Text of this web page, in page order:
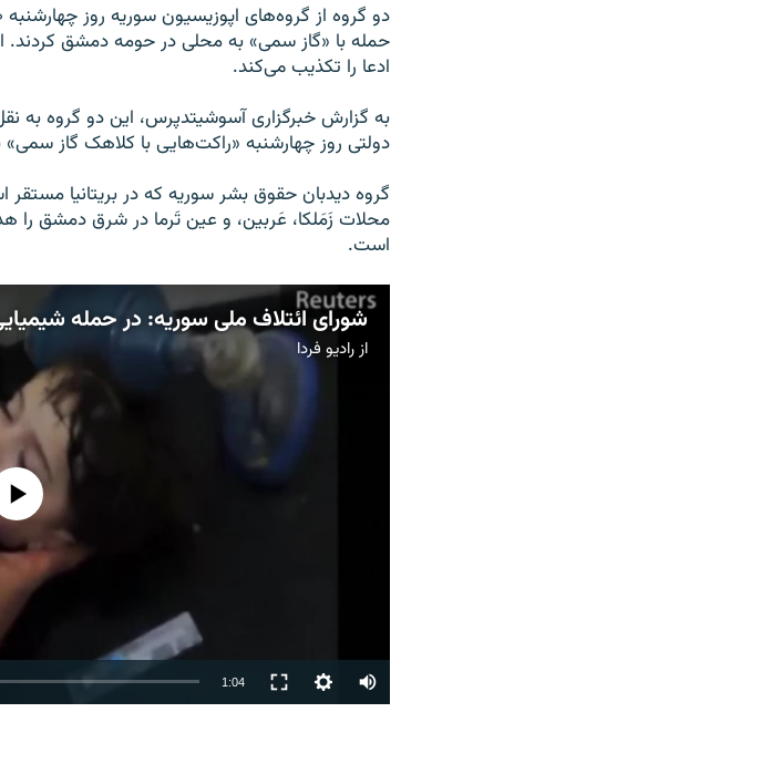
حمله با «گاز سمی» به محلی در حومه دمشق کردند.
ادعا را تکذیب می‌کند.
به گزارش خبرگزاری آسوشیتدپرس، این دو گروه به
دولتی روز چهارشنبه «راکت‌هایی با کلاهک گاز
گروه دیدبان حقوق بشر سوریه که در بریتانیا
محلات زَمَلکا، عَربین، و عین تَرما در شرق دمشق را
است.
ازرادیو فردا
available
1:04